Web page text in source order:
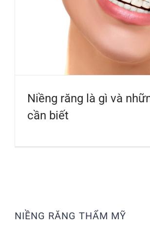
Niềng răng là gì và
cần biết
NIỀNG RĂNG THẨM MỸ